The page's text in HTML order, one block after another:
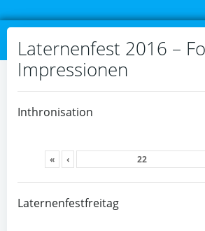
Laternenfest 2016 –
Impressionen
Inthronisation
« ‹
Laternenfestfreitag